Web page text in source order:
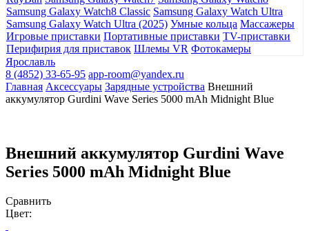
Samsung Galaxy Watch8 Classic Samsung Galaxy Watch Ultra
Samsung Galaxy Watch Ultra (2025) Умные кольца Массажеры
Игровые приставки Портативные приставки TV-приставки
Перифирия для приставок Шлемы VR Фотокамеры
Ярославль
8 (4852) 33-65-95 app-room@yandex.ru
Главная Аксессуары Зарядные устройства Внешний
аккумулятор Gurdini Wave Series 5000 mAh Midnight Blue
Внешний аккумулятор Gurdini Wave
Series 5000 mAh Midnight Blue
Сравнить
Цвет: